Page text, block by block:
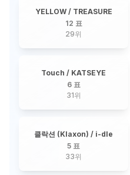
YELLOW / TREASURE
12 표
29위
Touch / KATSEYE
6 표
31위
클락션 (Klaxon) / i-dle
5 표
33위